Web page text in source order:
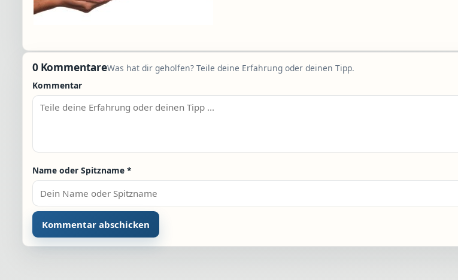
0 KommentareWas hat dir geholfen? Teile deine Erfahrung oder deinen Tipp.
Kommentar
Name oder Spitzname *